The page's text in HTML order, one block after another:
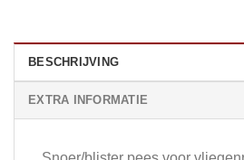
BESCHRIJVING
EXTRA INFORMATIE